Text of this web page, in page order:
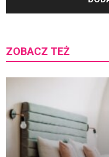
ZOBACZ TEŻ